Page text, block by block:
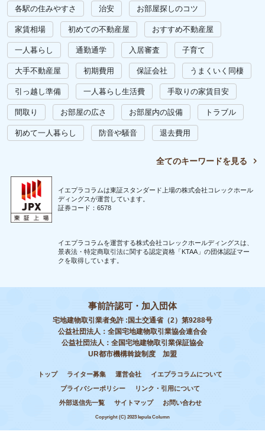
各駅の住みやすさ 治安 お部屋探しのコツ
家賃相場 初めての不動産屋 おすすめ不動産屋
一人暮らし 通勤通学 入居審査 子育て
大手不動産屋 初期費用 保証会社 うまくいく同棲
引っ越し準備 一人暮らし生活費 手取りの家賃目安
間取り お部屋の広さ お部屋内の設備 トラブル
初めて一人暮らし 防音や騒音 退去費用
全てのキーワードを見る
イエプラコラムは東証スタンダード上場の株式会社コレックホール
ディングスが運営しています。
証券コード：6578
イエプラコラムを運営する株式会社コレックホールディングスは、
景表法・特定商取引法に関する認定資格「KTAA」の団体認証マー
クを取得しています。
事前許認可・加入団体
宅地建物取引業者免許 :国土交通省（2）第9288号
公益社団法人：全国宅地建物取引業協会連合会
公益社団法人：全国宅地建物取引業保証協会
UR都市機構斡旋制度 加盟
トップ ライター募集 運営会社
イエプラコラムについて
プライバシーポリシー
リンク・引用について
外部送信先一覧
サイトマップ お問い合わせ
Copyright (C) 2023 Iepula Column